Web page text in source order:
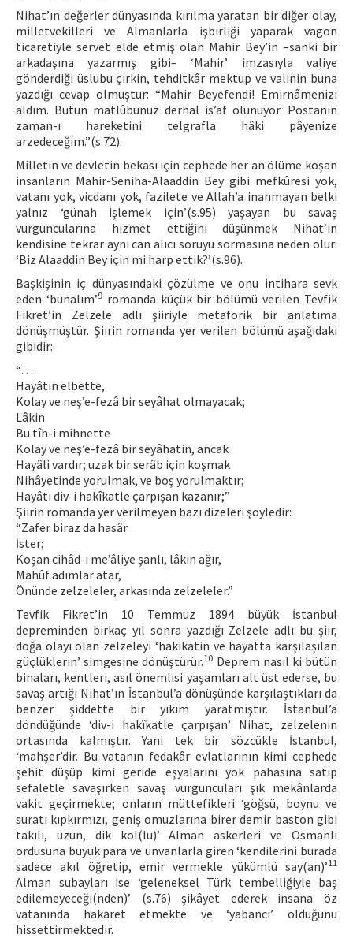
Nihat’ın değerler dünyasında kırılma yaratan bir diğer olay,
milletvekilleri ve Almanlarla işbirliği yaparak vagon
ticaretiyle servet elde etmiş olan Mahir Bey’in –sanki bir
arkadaşına yazarmış gibi– ‘Mahir’ imzasıyla valiye
gönderdiği üslubu çirkin, tehditkâr mektup ve valinin buna
yazdığı cevap olmuştur: “Mahir Beyefendi! Emirnâmenizi
aldım. Bütün matlûbunuz derhal is’af olunuyor. Postanın
zaman-ı hareketini telgrafla hâki pâyenize
arzedeceğim.”(s.72).
Milletin ve devletin bekası için cephede her an ölüme koşan
insanların Mahir-Seniha-Alaaddin Bey gibi mefkûresi yok,
vatanı yok, vicdanı yok, fazilete ve Allah’a inanmayan belki
yalnız ‘günah işlemek için’(s.95) yaşayan bu savaş
vurguncularına hizmet ettiğini düşünmek Nihat’ın
kendisine tekrar aynı can alıcı soruyu sormasına neden olur:
‘Biz Alaaddin Bey için mi harp ettik?’(s.96).
Başkişinin iç dünyasındaki çözülme ve onu intihara sevk
eden ‘bunalım’9romanda küçük bir bölümü verilen Tevfik
Fikret’in Zelzele adlı şiiriyle metaforik bir anlatıma
dönüşmüştür. Şiirin romanda yer verilen bölümü aşağıdaki
gibidir:
“…
Hayâtın elbette,
Kolay ve neş’e-fezâ bir seyâhat olmayacak;
Lâkin
Bu tîh-i mihnette
Kolay ve neş’e-fezâ bir seyâhatin, ancak
Hayâli vardır; uzak bir serâb için koşmak
Nihâyetinde yorulmak, ve boş yorulmaktır;
Hayâtı div-i hakîkatle çarpışan kazanır;”
Şiirin romanda yer verilmeyen bazı dizeleri şöyledir:
“Zafer biraz da hasâr
İster;
Koşan cihâd-ı me’âliye şanlı, lâkin ağır,
Mahûf adımlar atar,
Önünde zelzeleler, arkasında zelzeleler.”
Tevfik Fikret’in 10 Temmuz 1894 büyük İstanbul
depreminden birkaç yıl sonra yazdığı Zelzele adlı bu şiir,
doğa olayı olan zelzeleyi ‘hakikatin ve hayatta karşılaşılan
güçlüklerin’ simgesine dönüştürür.10 Deprem nasıl ki bütün
binaları, kentleri, asıl önemlisi yaşamları alt üst ederse, bu
savaş artığı Nihat’ın İstanbul’a dönüşünde karşılaştıkları da
benzer şiddette bir yıkım yaratmıştır. İstanbul’a
döndüğünde ‘div-i hakîkatle çarpışan’ Nihat, zelzelenin
ortasında kalmıştır. Yani tek bir sözcükle İstanbul,
‘mahşer’dir. Bu vatanın fedakâr evlatlarının kimi cephede
şehit düşüp kimi geride eşyalarını yok pahasına satıp
sefaletle savaşırken savaş vurguncuları şık mekânlarda
vakit geçirmekte; onların müttefikleri ‘göğsü, boynu ve
suratı kıpkırmızı, geniş omuzlarına birer demir baston gibi
takılı, uzun, dik kol(lu)’ Alman askerleri ve Osmanlı
ordusuna büyük para ve ünvanlarla giren ‘kendilerini burada
sadece akıl öğretip, emir vermekle yükümlü say(an)’11
Alman subayları ise ‘geleneksel Türk tembelliğiyle baş
edilemeyeceği(nden)’ (s.76) şikâyet ederek insana öz
vatanında hakaret etmekte ve ‘yabancı’ olduğunu
hissettirmektedir.